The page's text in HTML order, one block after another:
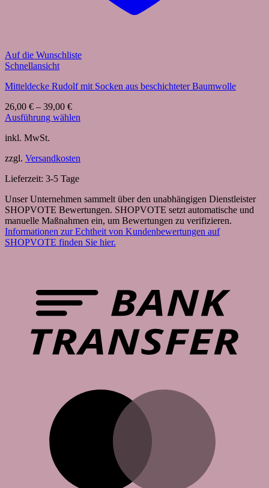
Auf die Wunschliste
Schnellansicht
Mitteldecke Rudolf mit Socken aus beschichteter Baumwolle
26,00 € – 39,00 €
Ausführung wählen
Produkt
mehrere
auf.
Optionen
können
auf
der
Produktseite
inkl. MwSt.
zzgl. Versandkosten
Lieferzeit: 3-5 Tage
Unser Unternehmen sammelt über den unabhängigen Dienstleister
SHOPVOTE Bewertungen. SHOPVOTE setzt automatische und
manuelle Maßnahmen ein, um Bewertungen zu verifizieren.
Informationen zur Echtheit von Kundenbewertungen auf
SHOPVOTE finden Sie hier.